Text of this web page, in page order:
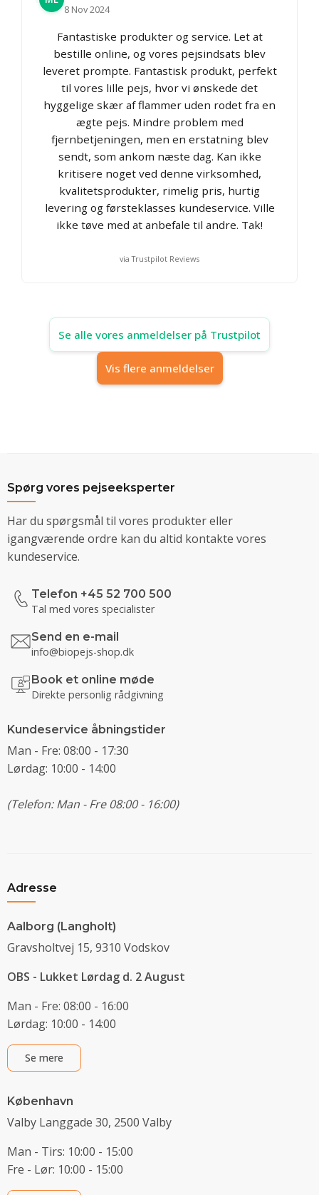
8 Nov 2024
Fantastiske produkter og service. Let at
bestille online, og vores pejsindsats blev
leveret prompte. Fantastisk produkt, perfekt
til vores lille pejs, hvor vi ønskede det
hyggelige skær af flammer uden rodet fra en
ægte pejs. Mindre problem med
fjernbetjeningen, men en erstatning blev
sendt, som ankom næste dag. Kan ikke
kritisere noget ved denne virksomhed,
kvalitetsprodukter, rimelig pris, hurtig
levering og førsteklasses kundeservice. Ville
ikke tøve med at anbefale til andre. Tak!
via Trustpilot Reviews
Se alle vores anmeldelser på Trustpilot
Vis flere anmeldelser
Spørg vores pejseeksperter
Har du spørgsmål til vores produkter eller
igangværende ordre kan du altid kontakte vores
kundeservice.
Telefon +45 52 700 500
Tal med vores specialister
Send en e-mail
info@biopejs-shop.dk
Book et online møde
Direkte personlig rådgivning
Kundeservice åbningstider
Man - Fre: 08:00 - 17:30
Lørdag: 10:00 - 14:00
(Telefon: Man - Fre 08:00 - 16:00)
Adresse
Aalborg (Langholt)
Gravsholtvej 15, 9310 Vodskov
OBS - Lukket Lørdag d. 2 August
Man - Fre: 08:00 - 16:00
Lørdag: 10:00 - 14:00
Se mere
København
Valby Langgade 30, 2500 Valby
Man - Tirs: 10:00 - 15:00
Fre - Lør: 10:00 - 15:00